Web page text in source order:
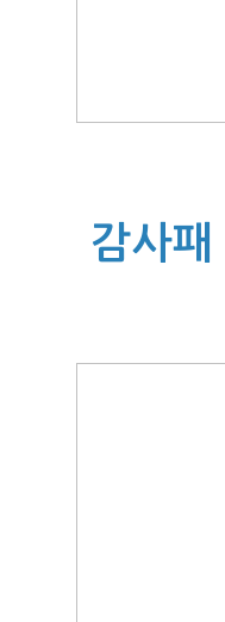
감사패